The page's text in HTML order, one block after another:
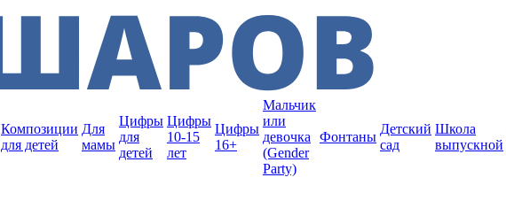
Композиции
для детей
Для
мамы
Цифры
для
детей
Цифры
10-15
лет
Цифры
16+
Мальчик
или
девочка
(Gender
Party)
Фонтаны
Детский
сад
Школа
выпускной